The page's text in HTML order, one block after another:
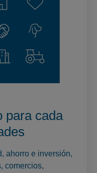
para cada
ahorro e inversión,
comercios,